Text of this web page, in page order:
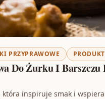
PRZYPRAWOWE PRODUKT
Do Żurku I Barszczu
która inspiruje smak i